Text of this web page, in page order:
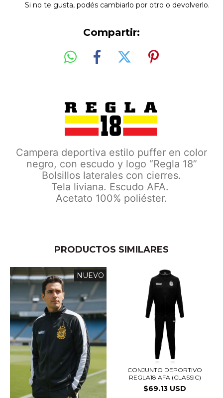
Si no te gusta, podés cambiarlo por otro o devolverlo.
Compartir:
Campera deportiva estilo puffer en color
negro, con escudo y logo “Regla 18”
Bolsillos laterales con cierres.
Tela liviana. Escudo AFA.
Acetato 100% poliéster.
PRODUCTOS SIMILARES
NUEVO
CONJUNTO DEPORTIVO
REGLA18 AFA (CLASSIC)
$69.13 USD